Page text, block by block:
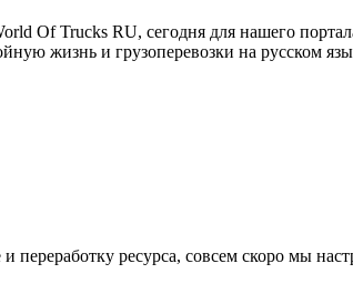
Of Trucks RU, сегодня для нашего
жизнь и грузоперевозки на русском
переработку ресурса, совсем скоро мы